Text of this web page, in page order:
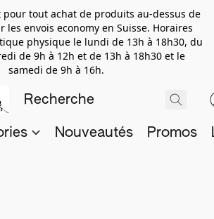
tout achat de produits au-dessus de
les envois economy en Suisse. Horaires
physique le lundi de 13h à 18h30, du
de 9h à 12h et de 13h à 18h30 et le
samedi de 9h à 16h.
Nouveautés Promos